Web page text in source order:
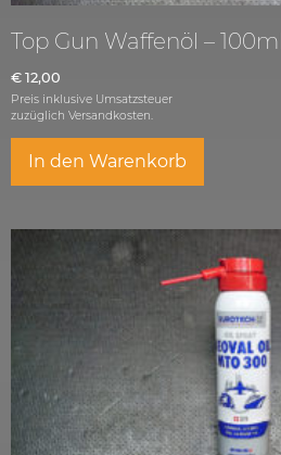
Top Gun Waffenöl –
€ 12,00
Preis inklusive Umsatzsteuer
zuzüglich Versandkosten.
In den Warenkorb